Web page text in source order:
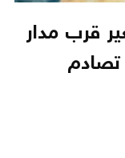
قرب مدار
تصادم